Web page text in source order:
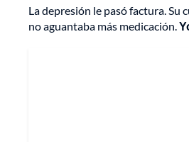
La depresión le pasó factura. Su
no aguantaba más medicación.